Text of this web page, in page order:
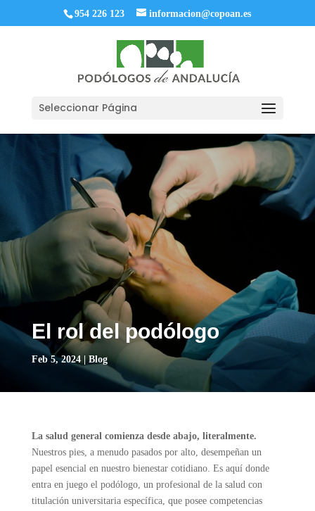
954 226 123 informacion@copoan.es
Seleccionar Página
El rol del podólogo
Feb 5, 2024|Blog
La salud general comienza desde abajo, literalmente.
Nuestros pies, a menudo pasados por alto, desempeñan un
papel esencial en nuestro bienestar cotidiano. Es aquí donde
entra en juego el podólogo, un profesional de la salud con
titulación universitaria específica, que posee competencias